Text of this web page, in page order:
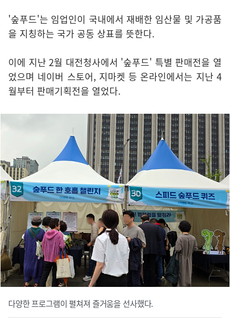
'숲푸드'는 임업인이 국내에서 재배한 임산물 및 가공품
을 지칭하는 국가 공동 상표를 뜻한다.
이에 지난 2월 대전청사에서 '숲푸드' 특별 판매전을 열
었으며 네이버 스토어, 지마켓 등 온라인에서는 지난 4
월부터 판매기획전을 열었다.
다양한 프로그램이 펼쳐져 즐거움을 선사했다.